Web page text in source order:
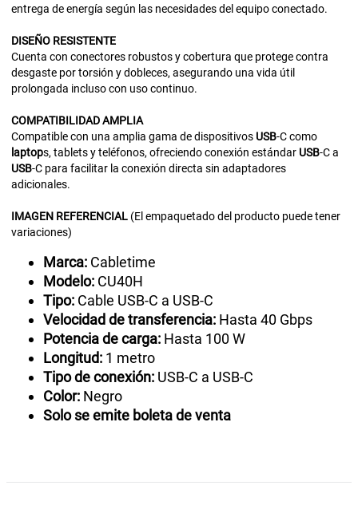
entrega de energía según las necesidades del equipo conectado.
DISEÑO RESISTENTE
Cuenta con conectores robustos y cobertura que protege contra
desgaste por torsión y dobleces, asegurando una vida útil
prolongada incluso con uso continuo.
COMPATIBILIDADAMPLIA
Compatible con una amplia gama de dispositivos USB-C como
laptops, tablets y teléfonos, ofreciendo conexión estándar USB-C a
USB-C para facilitar la conexión directa sin adaptadores
adicionales.
IMAGEN REFERENCIAL (El empaquetado del producto puede tener
variaciones)
Marca: Cabletime
Modelo: CU40H
Tipo: Cable USB-C a USB-C
Velocidad de transferencia: Hasta 40 Gbps
Potencia de carga: Hasta 100 W
Longitud: 1 metro
Tipo de conexión: USB-C a USB-C
Color: Negro
Solo se emite boleta de venta